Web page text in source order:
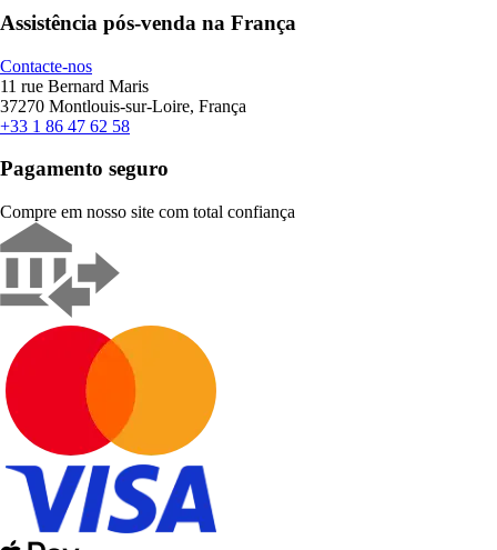
Assistência pós-venda na França
Contacte-nos
11 rue Bernard Maris
37270 Montlouis-sur-Loire, França
+33 1 86 47 62 58
Pagamento seguro
Compre em nosso site com total confiança